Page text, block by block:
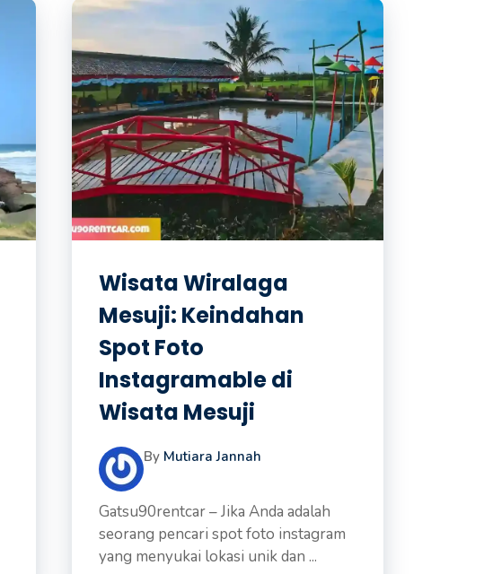
Wisata Wiralaga
Mesuji: Keindahan
Spot Foto
Instagramable di
Wisata Mesuji
By Mutiara Jannah
Gatsu90rentcar – Jika Anda adalah
seorang pencari spot foto instagram
yang menyukai lokasi unik dan ...